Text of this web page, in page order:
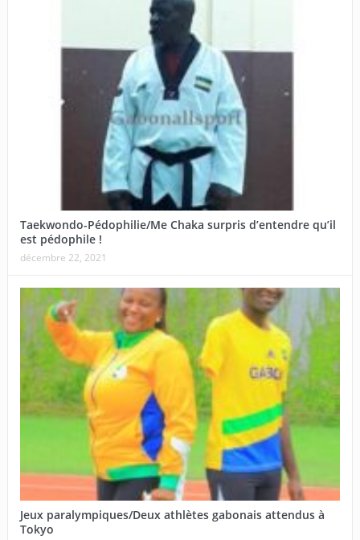
Taekwondo-Pédophilie/Me Chaka surpris d’entendre qu’il
est pédophile !
décembre 22, 2021
Jeux paralympiques/Deux athlètes gabonais attendus à
Tokyo